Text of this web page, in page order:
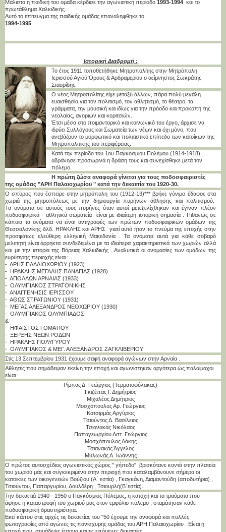
Μάλιστα η παιδική του ομάδα κέρδισε την αγωνιστική περίοδο 1993-1994 και το
πρωτάθλημα Χαλκιδικής.
Αυτό το επίτευγμα της παιδικής ομάδας επαναληφθηκε το
1994-1995
Ιστορική Διαδρομή :
Το έτος 1911 τοποθετήθηκε Μητροπολίτης στην Μητρόπολη
Ιερισσού Αγιού Όρους & Αρδραμερίου ο αείμνηστος Σωκράτης
Σταυρίδης.
Ο νέος Μητροπολίτης είχε μεταξύ άλλων, πάρα πολύ μεγάλη
ευαισθησία για τον πολιτισμό, τον αθλητισμό, το θέατρο, τα
γράμματα, την μουσική και ιδίως για την πρόοδο και προκοπή της
νεολαίας, αγοριών και κοριτσιών.
Έτσι μέσα στο ποιμαντορικό και κοινωνικό του έργο, άρχισε να
ιδρύει Συλλόγους και Σωματεία των νέων και όχι μόνο, που
ανεβάζουν το μορφωτικό και πολιτιστικό επίπεδο των κατοίκων της
Μητροπολιτικής του περιφέρειας.
Κατά την περίοδο του 1ου Παγκοσμίου Πολέμου (1914-1918)
αδράνησε προσωρινά η δράση τους και συνεχίσθηκε μετά τον
πόλεμο.
Η πρώτη ζώσα αναφορά γίνεται για τους ποδοσφαιριστές
της ομάδας "ΑΡΗ Παλαιοχωρίου " κατά την δεκαετία του 1920-30.
Ο σπόρος που έσπειρε στην μητρόπολη του (1912-13)*** βρήκε γόνιμο έδαφος στα
χωριά της μητροπόλεως με την δημιουργία πυρήνων άθλησης και πολιτισμού.
Τα ονόματα σε αυτούς τους πυρήνες όταν αυτοί μετεξελίχθηκαν και έγιναν πλέον
ποδοσφαιρικά - αθλητικά σωματεία είναι με ιδιαίτερη ιστορική σημασία . Πιθανώς σε
κάποια τα ονόματα να είναι αντιγραφές των πρώτων ποδοσφαιρικών ομάδων της
Θεσσαλονίκης δλδ. ΗΡΑΚΛΗΣ και ΑΡΗΣ γιατί αυτό ήταν το πνεύμα της εποχής στην
προσφάτως ελεύθερη ελληνική Μακεδονία . Τα ονόματα αυτά για κάθε σοβαρό
μελετητή είναι άρρηκτα συνδεδεμένα με τα ιδιαίτερα χαρακτηριστικά των χωριών αλλά
και με την ιστορία της Βόρειας Χαλκιδικής . Αναλυτικά οι ονομασίες των ομάδων της
ευρύτερης περιοχής είναι :
- ΑΡΗΣ ΠΑΛΑΙΟΧΩΡΙΟΥ (1923)
- ΗΡΑΚΛΗΣ ΜΕΓΑΛΗΣ ΠΑΝΑΓΙΑΣ (1928)
- ΑΠΟΛΛΩΝ ΑΡΝΑΙΑΣ (1933)
- ΟΛΥΜΠΙΑΚΟΣ ΣΤΡΑΤΟΝΙΚΗΣ
- ΑΝΑΓΓΕΝΗΣΙΣ ΙΕΡΙΣΣΟΥ
- ΑΘΩΣ ΣΤΡΑΤΩΝΙΟΥ (1931)
- ΜΕΓΑΣ ΑΛΕΞΑΝΔΡΟΣ ΝΕΟΧΩΡΙΟΥ (1930)
- ΟΛΥΜΠΙΑΚΟΣ ΟΛΥΜΠΙΑΔΟΣ
&
- ΗΦΑΙΣΤΟΣ ΓΟΜΑΤΙΟΥ
- ΞΕΡΞΗΣ ΝΕΩΝ ΡΟΔΩΝ
- ΗΡΑΚΛΗΣ ΠΟΛΥΓΥΡΟΥ
- ΟΛΥΜΠΙΑΚΟΣ & ΜΕΓ. ΑΛΕΞΑΝΔΡΟΣ ΖΑΓΚΛΙΒΕΡΙΟΥ
Στίς 13 Σεπτεμβρίου 1931 έχουμε σαφή αναφορά αγώνων στην Αρναία .
Αθλητές που σημάδεψαν εκείνη την εποχή και αγωνίστηκαν αργότερα ώς παλαίμαχοι
είναι :
Ρίμπας Δ. Γεώργιος (Τερματοφύλακας)
Γκιζέπας Ι. Δημήτριος
Μιχαλέος Δημήτριος
Μοσχόπουλος Αρ. Γεώργιος
Κατσιρμάς Αργύριος
Τσιούντος Δ. Βασίλειος
Τσιανακάς Νικόλαος
Παπαγεωργίου Αστ. Γεώργιος
Μοσχόπουλος Λάκης
Τσιανακάς Άγγελος
Μυλωνάς Α. Ιωάννης
Ο πρώτος αυτοσχέδιος αγωνιστικός χώρος " γήπεδο" βρισκότανε κοντά στην πλατεία
του χωριού μας και συγκεκριμένα στην περιοχή που καταλαμβάνουνε σήμερα οι
κατοικίες των οικογενειών Βούζιου (Α΄ εστία) , Γκαγκάνη, Διαμαντούδη (αποδυτήρια) ,
Τσιούντου, Παπαργυρίου, Δουλδέρη , Τσιουρλή(Β΄εστία).
Την δεκαετιά 1940 - 1950 ο Παγκόσμιος Πόλεμος, η κατοχή και τα τραύματα που
άφησε η καταστροφή του χωριού μας στον εμφύλιο πόλεμο , σταμάτησαν κάθε
ποδοσφαιρική δραστηριότητα.
Εκεί κάπου στις αρχές τις δεκαετίας του "50 έχουμε την αναφορά και πολλές
φωτογραφίες από αγώνες τις πανίσχυρης ομάδας του ΑΡΗ Παλαιοχωρίου . Είναι η